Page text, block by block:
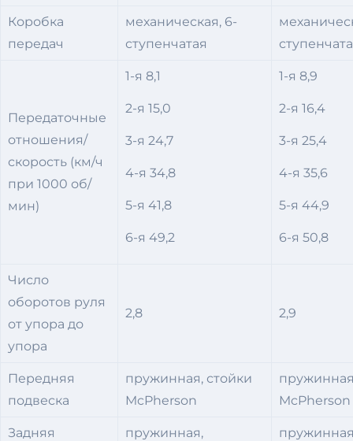
Коробка
передач
механическая, 6-
ступенчатая
Передаточные
отношения/
скорость (км/ч
при 1000 об/
мин)
1-я 8,1
2-я 15,0
3-я 24,7
4-я 34,8
5-я 41,8
6-я 49,2
1-я 8,9
2-я 16,4
3-я 25,4
4-я 35,6
5-я 44,9
6-я 50,8
Число
оборотов руля
от упора до
упора
2,8 2,9
Передняя
подвеска
пружинная, стойки
McPherson
McPherson
Задняя
пружинная,